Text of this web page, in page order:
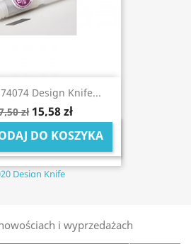
Design Knife...
zł 15,58 zł
DO KOSZYKA
Design Knife
i wyprzedażach